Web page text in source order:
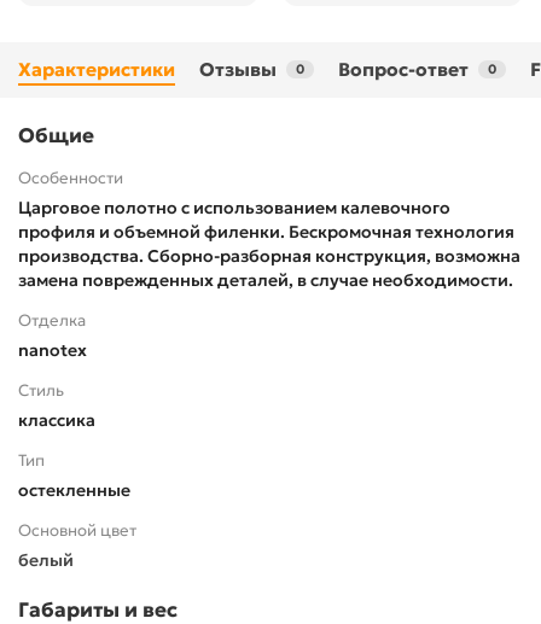
Характеристики Отзывы 0 Вопрос-ответ 0
Общие
Особенности
Царговое полотно с использованием калевочного
профиля и объемной филенки. Бескромочная технология
производства. Сборно-разборная конструкция, возможна
замена поврежденных деталей, в случае необходимости.
Отделка
nanotex
Стиль
классика
Тип
остекленные
Основной цвет
белый
Габариты и вес